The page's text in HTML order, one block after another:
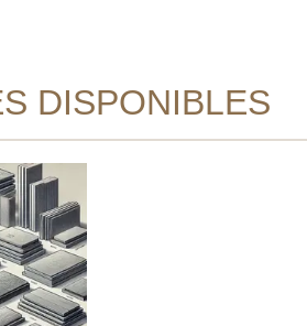
DISPONIBLES